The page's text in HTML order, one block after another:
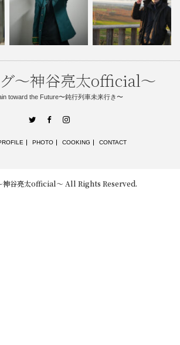
〜神谷亮太official〜
toward the Future〜鈍行列車未来行き〜
TwitterFacebook
PHOTO COOKING CONTACT
神谷亮太official〜 All Rights Reserved.